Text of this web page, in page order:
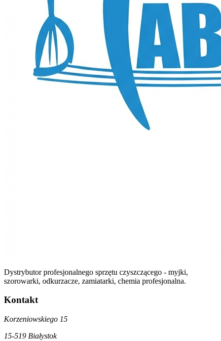
Dystrybutor profesjonalnego sprzętu czyszczącego - myjki,
szorowarki, odkurzacze, zamiatarki, chemia profesjonalna.
Kontakt
Korzeniowskiego 15
15-519 Białystok